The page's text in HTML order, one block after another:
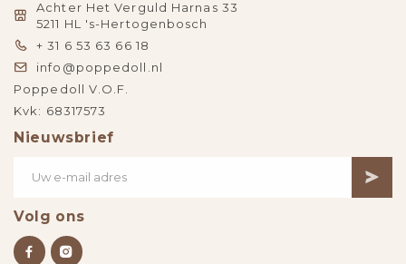
Achter Het Verguld Harnas 33
5211 HL 's-Hertogenbosch
+ 31 6 53 63 66 18
info@poppedoll.nl
Poppedoll V.O.F.
Kvk: 68317573
Nieuwsbrief
Volg ons